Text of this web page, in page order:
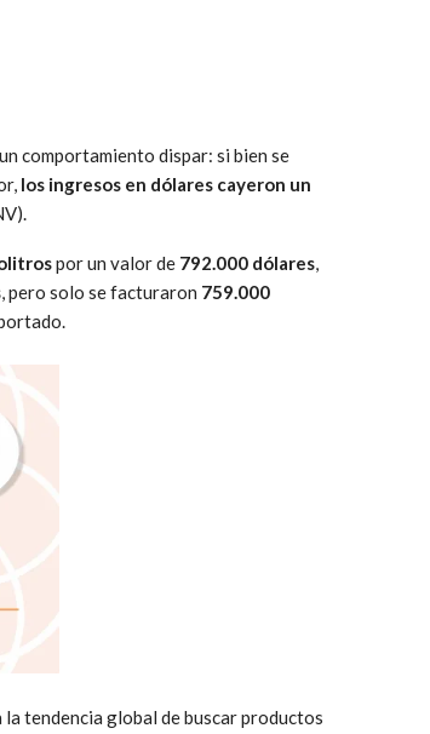
comportamiento dispar: si bien se
los ingresos en dólares cayeron un
por un valor de 792.000 dólares,
, pero solo se facturaron 759.000
tendencia global de buscar productos